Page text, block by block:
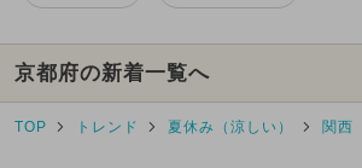
京都府の新着一覧へ
TOP トレンド 夏休み（涼しい） 関西